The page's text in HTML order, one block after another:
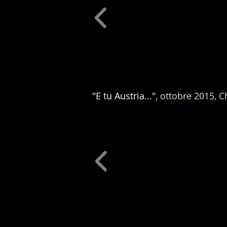
"E tu Austria...", ottobre 2015,